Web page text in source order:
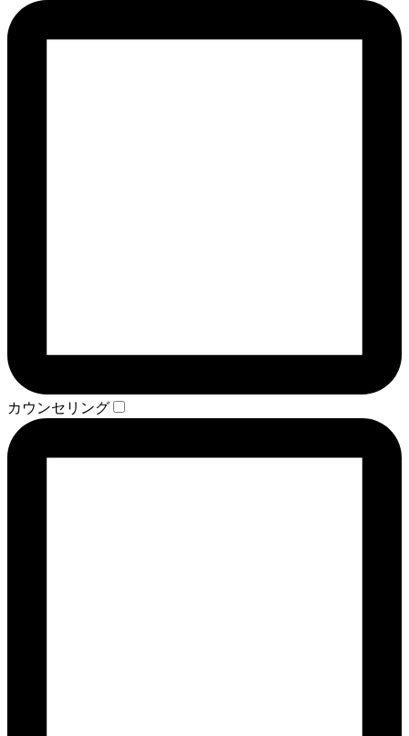
カウンセリング